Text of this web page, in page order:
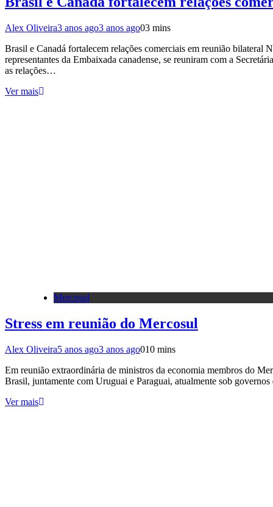
Alex Oliveira3 anos ago3 anos ago03 mins
Brasil e Canadá fortalecem relações comerciais em reunião
representantes da Embaixada canadense, se reuniram com a
as relações…
Ver mais
Mercosul
Stress em reunião do Mercosul
Alex Oliveira5 anos ago3 anos ago010 mins
Em reunião extraordinária de ministros da economia membros do
Brasil, juntamente com Uruguai e Paraguai, atualmente sob
Ver mais